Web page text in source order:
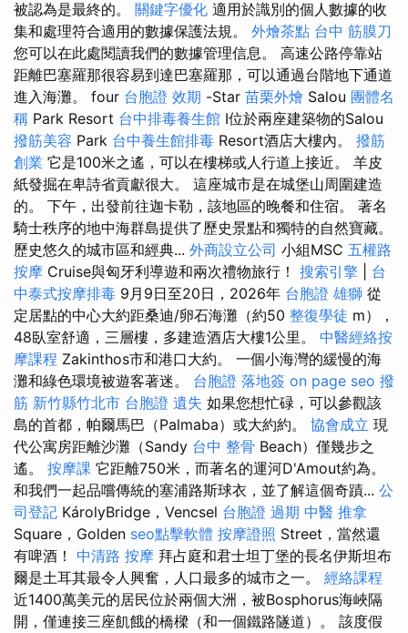
被認為是最終的。 關鍵字優化 適用於識別的個人數據的收
集和處理符合適用的數據保護法規。 外燴茶點 台中 筋膜刀
您可以在此處閱讀我們的數據管理信息。 高速公路停靠站
距離巴塞羅那很容易到達巴塞羅那，可以通過台階地下通道
進入海灘。 four 台胞證 效期 -Star 苗栗外燴 Salou 團體名
稱 Park Resort 台中排毒養生館 I位於兩座建築物的Salou
撥筋美容 Park 台中養生館排毒 Resort酒店大樓內。 撥筋
創業 它是100米之遙，可以在樓梯或人行道上接近。 羊皮
紙發掘在卑詩省貢獻很大。 這座城市是在城堡山周圍建造
的。 下午，出發前往迦卡勒，該地區的晚餐和住宿。 著名
騎士秩序的地中海群島提供了歷史景點和獨特的自然寶藏。
歷史悠久的城市區和經典... 外商設立公司 小組MSC 五權路
按摩 Cruise與匈牙利導遊和兩次禮物旅行！ 搜索引擎
台
中泰式按摩排毒 9月9日至20日，2026年 台胞證 雄獅 從
定居點的中心大約距桑迪/卵石海灘（約50 整復學徒 m），
48臥室舒適，三層樓，多建造酒店大樓1公里。 中醫經絡按
摩課程 Zakinthos市和港口大約。 一個小海灣的緩慢的海
灘和綠色環境被遊客著迷。 台胞證 落地簽 on page seo 撥
筋 新竹縣竹北市 台胞證 遺失 如果您想忙碌，可以參觀該
島的首都，帕爾馬巴（Palmaba）或大約約。 協會成立 現
代公寓房距離沙灘（Sandy 台中 整骨 Beach）僅幾步之
遙。 按摩課 它距離750米，而著名的運河D'Amout約為。
和我們一起品嚐傳統的塞浦路斯球衣，並了解這個奇蹟... 公
司登記 KárolyBridge，Vencsel 台胞證 過期 中醫 推拿
Square，Golden seo點擊軟體 按摩證照 Street，當然還
有啤酒！ 中清路 按摩 拜占庭和君士坦丁堡的長名伊斯坦布
爾是土耳其最令人興奮，人口最多的城市之一。 經絡課程
近1400萬美元的居民位於兩個大洲，被Bosphorus海峽隔
開，僅連接三座飢餓的橋樑（和一個鐵路隧道）。 該度假